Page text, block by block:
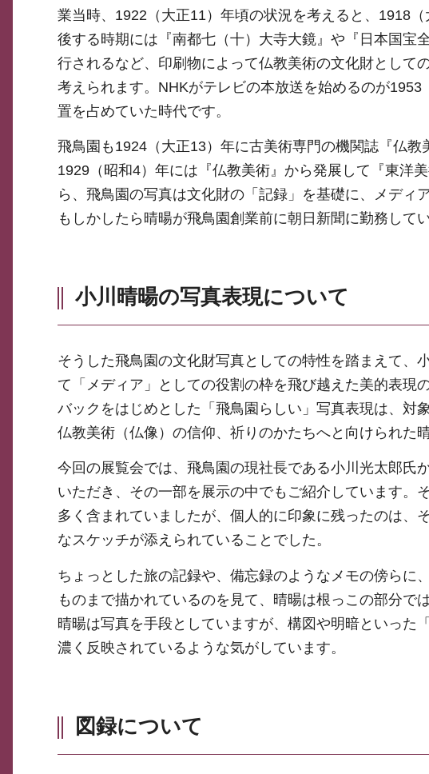
業当時、1922（大正11）年頃の状況を考えると、1918
後する時期には『南都七（十）大寺大鏡』や『日本国宝
行されるなど、印刷物によって仏教美術の文化財として
考えられます。NHKがテレビの本放送を始めるのが
置を占めていた時代です。
飛鳥園も1924（大正13）年に古美術専門の機関誌『仏教
1929（昭和4）年には『仏教美術』から発展して『東洋
ら、飛鳥園の写真は文化財の「記録」を基礎に、メディ
もしかしたら晴暘が飛鳥園創業前に朝日新聞に勤務して
小川晴暘の写真表現について
そうした飛鳥園の文化財写真としての特性を踏まえて、
て「メディア」としての役割の枠を飛び越えた美的表現
バックをはじめとした「飛鳥園らしい」写真表現は、対
仏教美術（仏像）の信仰、祈りのかたちへと向けられた
今回の展覧会では、飛鳥園の現社長である小川光太郎氏
いただき、その一部を展示の中でもご紹介しています。
多く含まれていましたが、個人的に印象に残ったのは、
なスケッチが添えられていることでした。
ちょっとした旅の記録や、備忘録のようなメモの傍らに
ものまで描かれているのを見て、晴暘は根っこの部分で
晴暘は写真を手段としていますが、構図や明暗といった
濃く反映されているような気がしています。
図録について